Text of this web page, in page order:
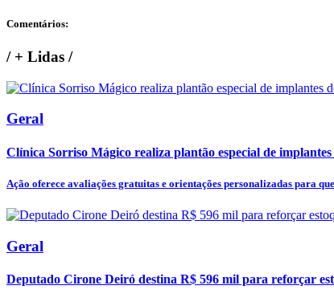
Comentários:
/+ Lidas /
Geral
Clínica Sorriso Mágico realiza plantão especial de
Ação oferece avaliações gratuitas e orientações personalizadas para
Geral
Deputado Cirone Deiró destina R$ 596 mil para reforçar